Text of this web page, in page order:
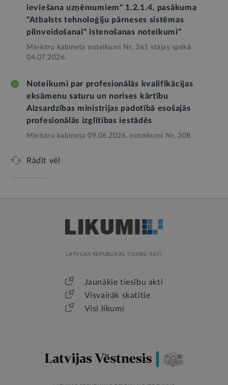
ieviešana uzņēmumiem" 1.2.1.4. pasākuma
"Atbalsts tehnoloģiju pārneses sistēmas
pilnveidošanai" īstenošanas noteikumi"
Ministru kabineta noteikumi Nr. 361 stājas spēkā
04.07.2026.
Noteikumi par profesionālās kvalifikācijas
eksāmenu saturu un norises kārtību
Aizsardzības ministrijas padotībā esošajās
profesionālās izglītības iestādēs
Ministru kabineta 09.06.2026. noteikumi Nr. 308
Rādīt vēl
LATVIJAS REPUBLIKAS TIESĪBU AKTI
Jaunākie tiesību akti
Visvairāk skatītie
Visi likumi